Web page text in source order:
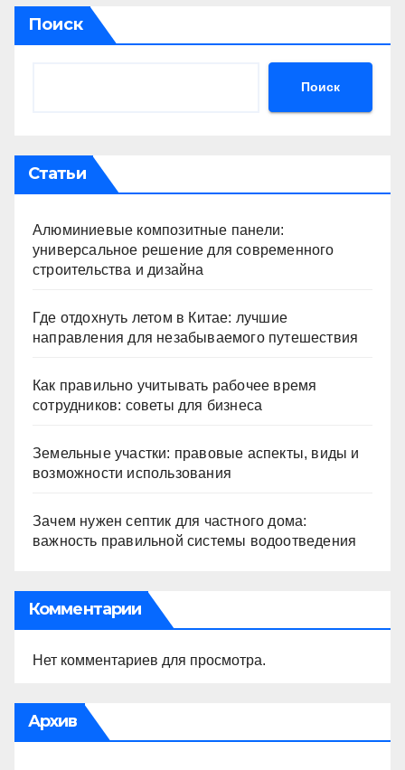
Поиск
Поиск
Статьи
Алюминиевые композитные панели:
универсальное решение для современного
строительства и дизайна
Где отдохнуть летом в Китае: лучшие
направления для незабываемого путешествия
Как правильно учитывать рабочее время
сотрудников: советы для бизнеса
Земельные участки: правовые аспекты, виды и
возможности использования
Зачем нужен септик для частного дома:
важность правильной системы водоотведения
Комментарии
Нет комментариев для просмотра.
Архив